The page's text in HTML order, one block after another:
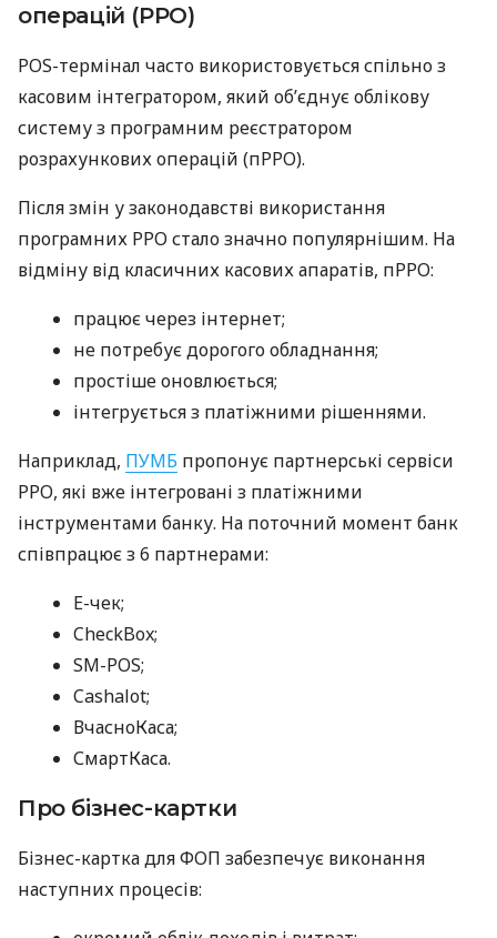
операцій (РРО)
POS-термінал часто використовується спільно з
касовим інтегратором, який об’єднує облікову
систему з програмним реєстратором
розрахункових операцій (пРРО).
Після змін у законодавстві використання
програмних РРО стало значно популярнішим. На
відміну від класичних касових апаратів, пРРО:
працює через інтернет;
не потребує дорогого обладнання;
простіше оновлюється;
інтегрується з платіжними рішеннями.
Наприклад, ПУМБ пропонує партнерські сервіси
РРО, які вже інтегровані з платіжними
інструментами банку. На поточний момент банк
співпрацює з 6 партнерами:
E-чек;
CheckBox;
SM-POS;
Cashalot;
ВчасноКаса;
СмартКаса.
Про бізнес-картки
Бізнес-картка для ФОП забезпечує виконання
наступних процесів: